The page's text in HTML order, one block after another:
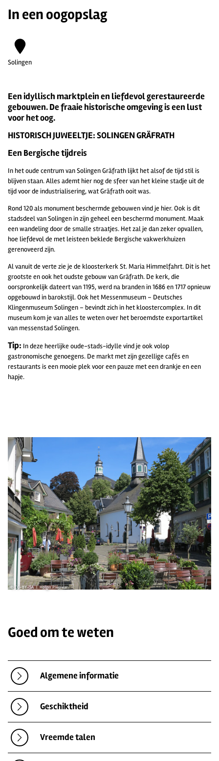
In een oogopslag
Solingen
Een idyllisch marktplein en liefdevol gerestaureerde
gebouwen. De fraaie historische omgeving is een lust
voor het oog.
HISTORISCH JUWEELTJE: SOLINGEN GRÄFRATH
Een Bergische tijdreis
In het oude centrum van Solingen Gräfrath lijkt het alsof de tijd stil is
blijven staan. Alles ademt hier nog de sfeer van het kleine stadje uit de
tijd voor de industrialisering, wat Gräfrath ooit was.
Rond 120 als monument beschermde gebouwen vind je hier. Ook is dit
stadsdeel van Solingen in zijn geheel een beschermd monument. Maak
een wandeling door de smalle straatjes. Het zal je dan zeker opvallen,
hoe liefdevol de met leisteen beklede Bergische vakwerkhuizen
gerenoveerd zijn.
Al vanuit de verte zie je de kloosterkerk St. Maria Himmelfahrt. Dit is het
grootste en ook het oudste gebouw van Gräfrath. De kerk, die
oorspronkelijk dateert van 1195, werd na branden in 1686 en 1717 opnieuw
opgebouwd in barokstijl. Ook het Messenmuseum – Deutsches
Klingenmuseum Solingen – bevindt zich in het kloostercomplex. In dit
museum kom je van alles te weten over het beroemdste exportartikel
van messenstad Solingen.
Tip: In deze heerlijke oude-stads-idylle vind je ook volop
gastronomische genoegens. De markt met zijn gezellige cafés en
restaurants is een mooie plek voor een pauze met een drankje en een
hapje.
© CC-BY-SA | Holger Piwowar
Goed om te weten
Algemene informatie
Geschiktheid
Vreemde talen